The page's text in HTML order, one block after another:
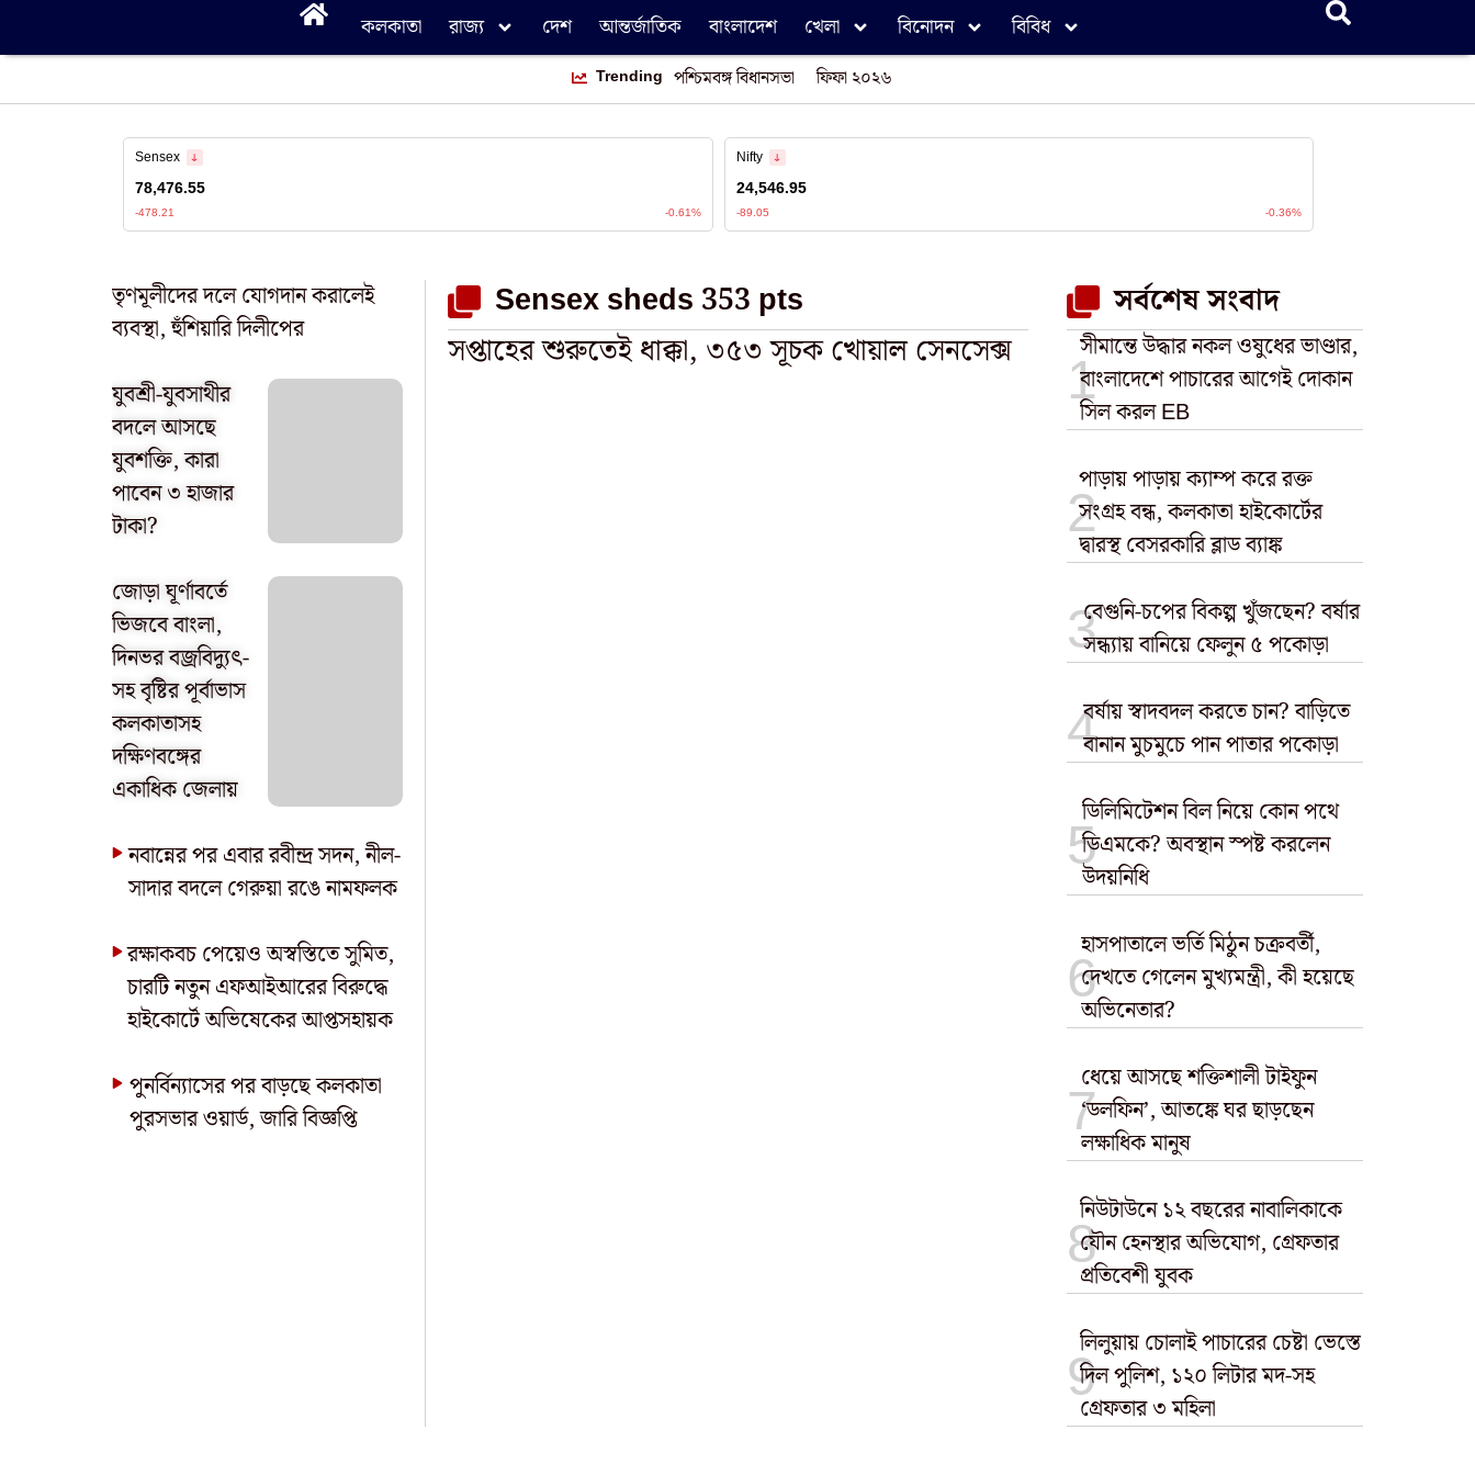
কলকাতা রাজ্য দেশ আন্তর্জাতিক বাংলাদেশ খেলা বিনোদন বিবিধ
Trending পশ্চিমবঙ্গ বিধানসভা ফিফা ২০২৬
তৃণমূলীদের দলে যোগদান করালেই
ব্যবস্থা, হুঁশিয়ারি দিলীপের
যুবশ্রী-যুবসাথীর
বদলে আসছে
যুবশক্তি, কারা
পাবেন ৩ হাজার
টাকা?
জোড়া ঘূর্ণাবর্তে
ভিজবে বাংলা,
দিনভর বজ্রবিদ্যুৎ-
সহ বৃষ্টির পূর্বাভাস
কলকাতাসহ
দক্ষিণবঙ্গের
একাধিক জেলায়
নবান্নের পর এবার রবীন্দ্র সদন, নীল-
সাদার বদলে গেরুয়া রঙে নামফলক
রক্ষাকবচ পেয়েও অস্বস্তিতে সুমিত,
চারটি নতুন এফআইআরের বিরুদ্ধে
হাইকোর্টে অভিষেকের আপ্তসহায়ক
পুনর্বিন্যাসের পর বাড়ছে কলকাতা
পুরসভার ওয়ার্ড, জারি বিজ্ঞপ্তি
Sensex sheds 353 pts
সপ্তাহের শুরুতেই ধাক্কা, ৩৫৩ সূচক খোয়াল সেনসেক্স
সর্বশেষ সংবাদ
সীমান্তে উদ্ধার নকল ওষুধের ভাণ্ডার,
বাংলাদেশে পাচারের আগেই দোকান
সিল করল EB
পাড়ায় পাড়ায় ক্যাম্প করে রক্ত
সংগ্রহ বন্ধ, কলকাতা হাইকোর্টের
দ্বারস্থ বেসরকারি ব্লাড ব্যাঙ্ক
বেগুনি-চপের বিকল্প খুঁজছেন? বর্ষার
সন্ধ্যায় বানিয়ে ফেলুন ৫ পকোড়া
বর্ষায় স্বাদবদল করতে চান? বাড়িতে
বানান মুচমুচে পান পাতার পকোড়া
ডিলিমিটেশন বিল নিয়ে কোন পথে
ডিএমকে? অবস্থান স্পষ্ট করলেন
উদয়নিধি
হাসপাতালে ভর্তি মিঠুন চক্রবর্তী,
দেখতে গেলেন মুখ্যমন্ত্রী, কী হয়েছে
অভিনেতার?
ধেয়ে আসছে শক্তিশালী টাইফুন
‘ডলফিন’, আতঙ্কে ঘর ছাড়ছেন
লক্ষাধিক মানুষ
নিউটাউনে ১২ বছরের নাবালিকাকে
যৌন হেনস্থার অভিযোগ, গ্রেফতার
প্রতিবেশী যুবক
লিলুয়ায় চোলাই পাচারের চেষ্টা ভেস্তে
দিল পুলিশ, ১২০ লিটার মদ-সহ
গ্রেফতার ৩ মহিলা